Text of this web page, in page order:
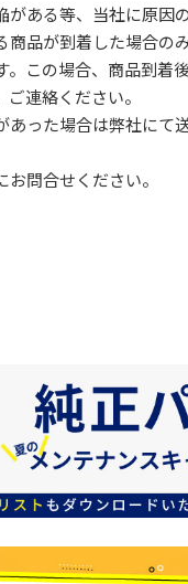
がある等、当社に原因
商品が到着した場合の
。この場合、商品到着
連絡ください。
あった場合は弊社にて
お問合せください。